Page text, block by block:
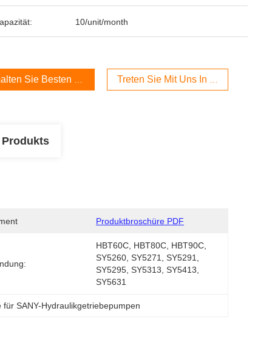
10/unit/month
Sie Besten Preis Treten Sie Mit Uns In Verbindung
Produktbroschüre PDF
HBT60C, HBT80C, HBT90C,
SY5260, SY5271, SY5291,
SY5295, SY5313, SY5413,
SY5631
für SANY-Hydraulikgetriebepumpen